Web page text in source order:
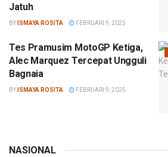
Jatuh
BY ISMAYA ROSITA FEBRUARI 9, 2025
Tes Pramusim MotoGP Ketiga,
Alec Marquez Tercepat Ungguli
Bagnaia
BY ISMAYA ROSITA FEBRUARI 9, 2025
NASIONAL